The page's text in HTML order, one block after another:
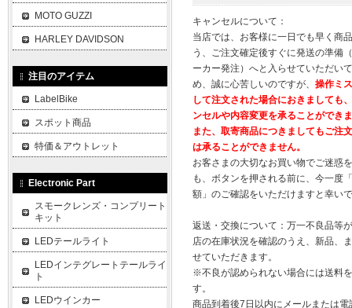
キャンセルについて：
当店では、お客様に一日でも早く商
う、ご注文確定後すぐに発送の準備
ーカー発注）へと入らせていただい
め、誠に心苦しいのですが、 操作ミ
して注文された場合におきましても
ンセルや内容変更を承ることができ
また、取寄商品につきましてもご注
は承ることができません。
お客さまの大切なお買い物でご迷惑
も、ボタンを押される前に、今一度
額」のご確認をいただけますと幸い
返送・交換について：万一不良品等
店の在庫状況を確認のうえ、新品、
せていただきます。
※不良が認められない場合には送料
す。
商品到着後7日以内にメールまたは
MOTO GUZZI
HARLEY DAVIDSON
注目のアイテム
LabelBike
スポット商品
特価＆アウトレット
Electronic Part
スモークレンズ・コンプリート
キット
LEDテールライト
LEDインテグレートテールライ
ト
LEDウインカー